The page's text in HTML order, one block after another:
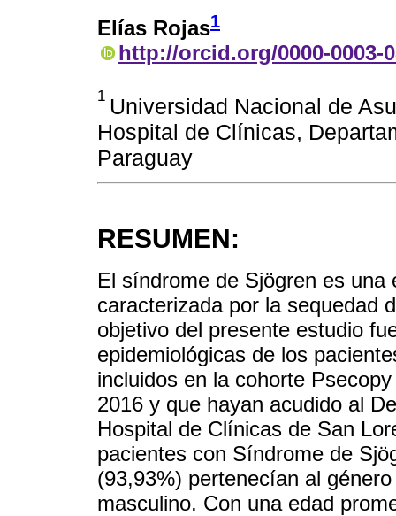
Elías Rojas1
http://orcid.org/0000-0003-
1 Universidad Nacional de
Hospital de Clínicas,
Paraguay
RESUMEN:
El síndrome de Sjögren es
caracterizada por la sequedad
objetivo del presente estudio
epidemiológicas de los
incluidos en la cohorte
2016 y que hayan acudido al
Hospital de Clínicas de San
pacientes con Síndrome de
(93,93%) pertenecían al
masculino. Con una edad